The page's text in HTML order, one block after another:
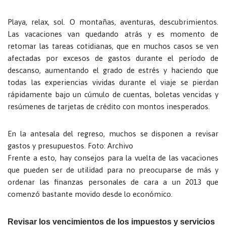
Playa, relax, sol. O montañas, aventuras, descubrimientos.
Las vacaciones van quedando atrás y es momento de
retomar las tareas cotidianas, que en muchos casos se ven
afectadas por excesos de gastos durante el período de
descanso, aumentando el grado de estrés y haciendo que
todas las experiencias vividas durante el viaje se pierdan
rápidamente bajo un cúmulo de cuentas, boletas vencidas y
resúmenes de tarjetas de crédito con montos inesperados.
En la antesala del regreso, muchos se disponen a revisar
gastos y presupuestos. Foto: Archivo
Frente a esto, hay consejos para la vuelta de las vacaciones
que pueden ser de utilidad para no preocuparse de más y
ordenar las finanzas personales de cara a un 2013 que
comenzó bastante movido desde lo económico.
Revisar los vencimientos de los impuestos y servicios